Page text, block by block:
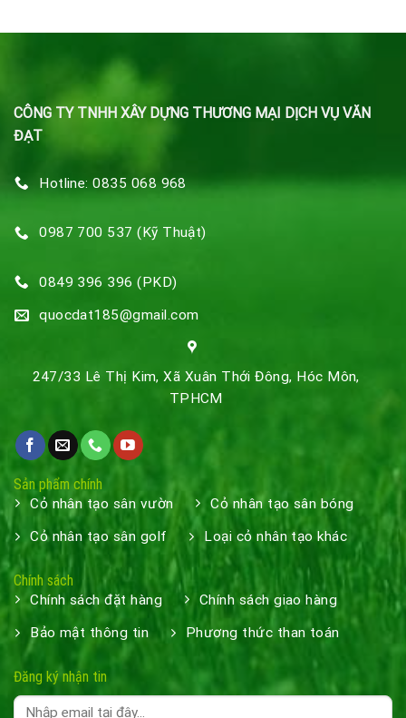
CÔNG TY TNHH XÂY DỰNG THƯƠNG MẠI DỊCH VỤ VĂN
ĐẠT
Hotline: 0835 068 968
0987 700 537 (Kỹ Thuật)
0849 396 396 (PKD)
quocdat185@gmail.com
247/33 Lê Thị Kim, Xã Xuân Thới Đông, Hóc Môn,
TPHCM
Sản phẩm chính
Cỏ nhân tạo sân vườn Cỏ nhân tạo sân bóng
Cỏ nhân tạo sân golf Loại cỏ nhân tạo khác
Chính sách
Chính sách đặt hàng Chính sách giao hàng
Bảo mật thông tin Phương thức than toán
Đăng ký nhận tin